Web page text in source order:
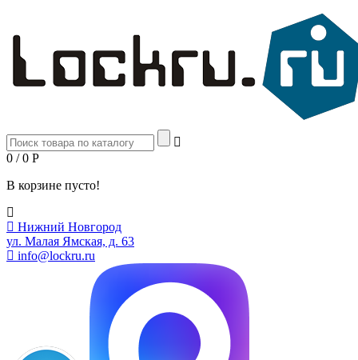
0 / 0 Р
В корзине пусто!
Нижний Новгород
ул. Малая Ямская, д. 63
info@lockru.ru